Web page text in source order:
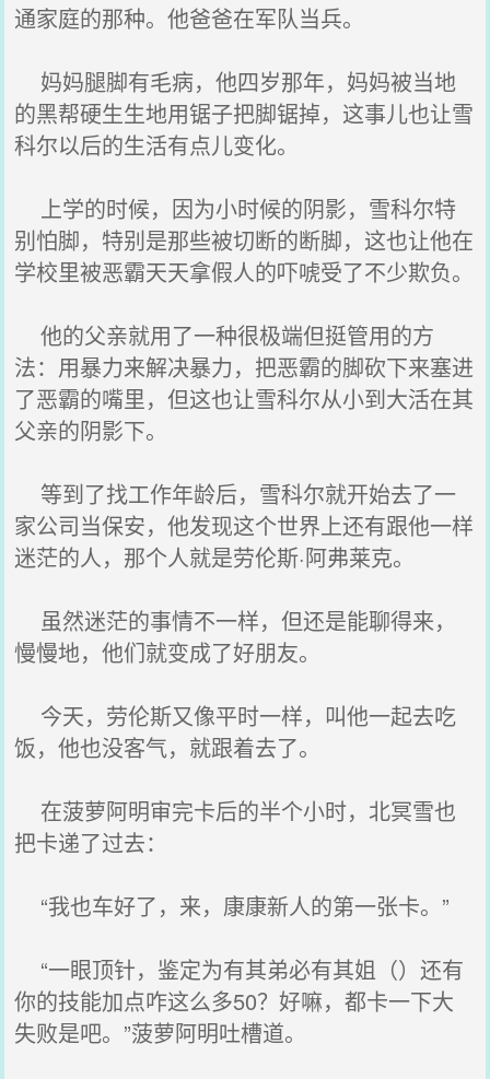
通家庭的那种。他爸爸在军队当兵。
妈妈腿脚有毛病，他四岁那年，妈妈被当地
的黑帮硬生生地用锯子把脚锯掉，这事儿也让雪
科尔以后的生活有点儿变化。
上学的时候，因为小时候的阴影，雪科尔特
别怕脚，特别是那些被切断的断脚，这也让他在
学校里被恶霸天天拿假人的吓唬受了不少欺负。
他的父亲就用了一种很极端但挺管用的方
法：用暴力来解决暴力，把恶霸的脚砍下来塞进
了恶霸的嘴里，但这也让雪科尔从小到大活在其
父亲的阴影下。
等到了找工作年龄后，雪科尔就开始去了一
家公司当保安，他发现这个世界上还有跟他一样
迷茫的人，那个人就是劳伦斯·阿弗莱克。
虽然迷茫的事情不一样，但还是能聊得来，
慢慢地，他们就变成了好朋友。
今天，劳伦斯又像平时一样，叫他一起去吃
饭，他也没客气，就跟着去了。
在菠萝阿明审完卡后的半个小时，北冥雪也
把卡递了过去：
“我也车好了，来，康康新人的第一张卡。”
“一眼顶针，鉴定为有其弟必有其姐（）还有
你的技能加点咋这么多50？好嘛，都卡一下大
失败是吧。”菠萝阿明吐槽道。